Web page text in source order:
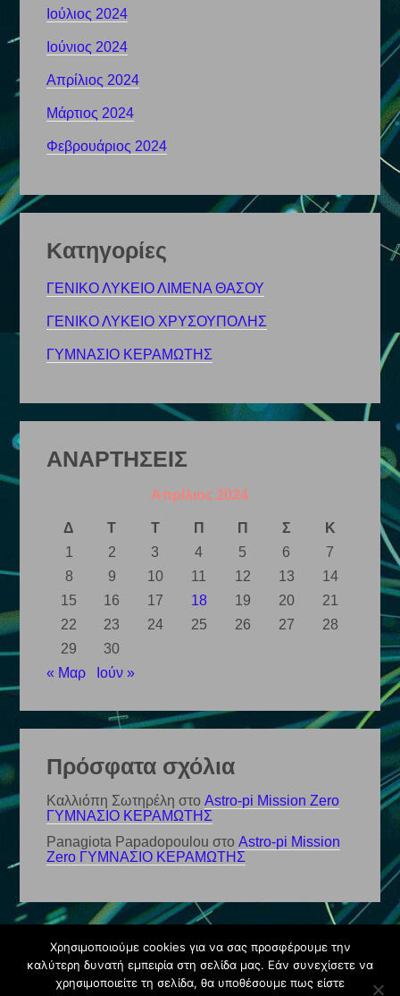
Ιούλιος 2024
Ιούνιος 2024
Απρίλιος 2024
Μάρτιος 2024
Φεβρουάριος 2024
Kατηγορίες
ΓΕΝΙΚΟ ΛΥΚΕΙΟ ΛΙΜΕΝΑ ΘΑΣΟΥ
ΓΕΝΙΚΟ ΛΥΚΕΙΟ ΧΡΥΣΟΥΠΟΛΗΣ
ΓΥΜΝΑΣΙΟ ΚΕΡΑΜΩΤΗΣ
ΑΝΑΡΤΗΣΕΙΣ
Απρίλιος 2024
Δ Τ Τ Π Π Σ
Κ
1
2 3 4 5 6
7
8
9 10 11 12 13
14
15
16 17 18 19 20
21
22
23 24 25 26 27
28
29
30
« Μαρ
Ιούν »
Πρόσφατα σχόλια
Καλλιόπη Σωτηρέλη στοAstro-pi Mission Zero
ΓΥΜΝΑΣΙΟ ΚΕΡΑΜΩΤΗΣ
Panagiota Papadopoulou στοAstro-pi Mission
Zero ΓΥΜΝΑΣΙΟ ΚΕΡΑΜΩΤΗΣ
© Ιστολόγιο 2026
Φιλοξενείται στο https://blogs.sch.gr |Θέμα εμφάνισης:
Χρησιμοποιούμε cookies για να σας προσφέρουμε την
καλύτερη δυνατή εμπειρία στη σελίδα μας. Εάν συνεχίσετε να
χρησιμοποιείτε τη σελίδα, θα υποθέσουμε πως είστε